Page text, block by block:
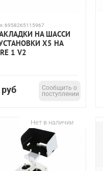
6958265115967
НА ШАССИ
X5 НА
1 V2
руб
Сообщить о
поступлении
Нет в наличии